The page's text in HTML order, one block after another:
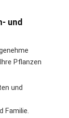
und
Pflanzen
und
Familie.